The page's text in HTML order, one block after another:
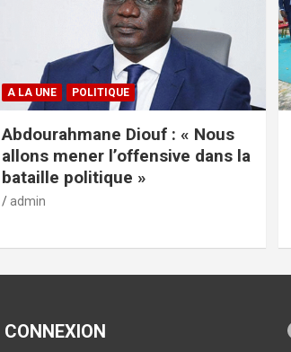
A LA UNE POLITIQUE
Abdourahmane Diouf : « Nous
allons mener l’offensive dans la
bataille politique »
admin
CONNEXION